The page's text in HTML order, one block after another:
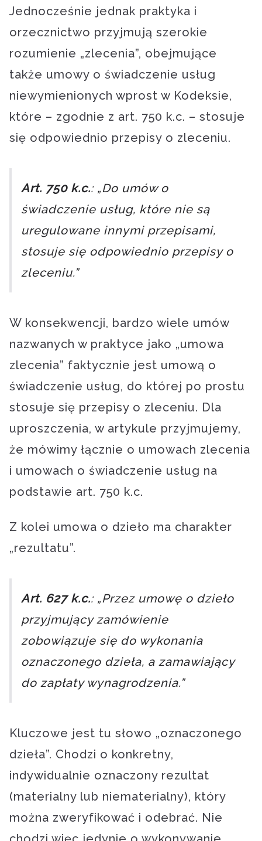
Jednocześnie jednak praktyka i
orzecznictwo przyjmują szerokie
rozumienie „zlecenia”, obejmujące
także umowy o świadczenie usług
niewymienionych wprost w Kodeksie,
które – zgodnie z art. 750 k.c. – stosuje
się odpowiednio przepisy o zleceniu.
Art. 750 k.c.: „Do umów o
świadczenie usług, które nie są
uregulowane innymi przepisami,
stosuje się odpowiednio przepisy o
zleceniu.”
W konsekwencji, bardzo wiele umów
nazwanych w praktyce jako „umowa
zlecenia” faktycznie jest umową o
świadczenie usług, do której po prostu
stosuje się przepisy o zleceniu. Dla
uproszczenia, w artykule przyjmujemy,
że mówimy łącznie o umowach zlecenia
i umowach o świadczenie usług na
podstawie art. 750 k.c.
Z kolei umowa o dzieło ma charakter
„rezultatu”.
Art. 627 k.c.: „Przez umowę o dzieło
przyjmujący zamówienie
zobowiązuje się do wykonania
oznaczonego dzieła, a zamawiający
do zapłaty wynagrodzenia.”
Kluczowe jest tu słowo „oznaczonego
dzieła”. Chodzi o konkretny,
indywidualnie oznaczony rezultat
(materialny lub niematerialny), który
można zweryfikować i odebrać. Nie